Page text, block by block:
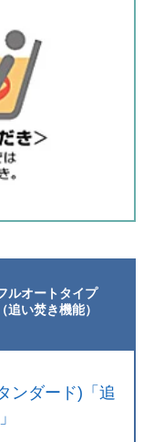
ルオートタイプ
（追い焚き機能）
ンダード)「追